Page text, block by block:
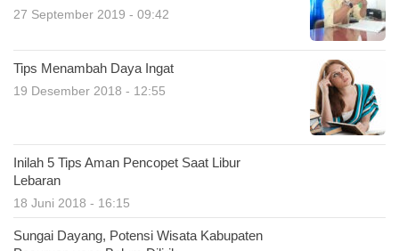
27 September 2019 - 09:42
Tips Menambah Daya Ingat
19 Desember 2018 - 12:55
Inilah 5 Tips Aman Pencopet Saat Libur
Lebaran
18 Juni 2018 - 16:15
Sungai Dayang, Potensi Wisata Kabupaten